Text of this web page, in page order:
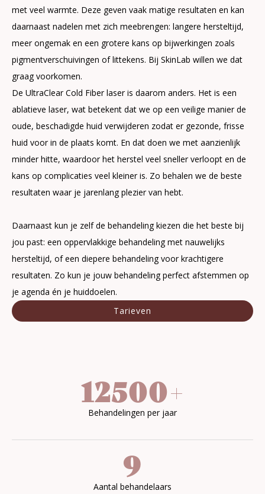
met veel warmte. Deze geven vaak matige resultaten en kan
daarnaast nadelen met zich meebrengen: langere hersteltijd,
meer ongemak en een grotere kans op bijwerkingen zoals
pigmentverschuivingen of littekens. Bij SkinLab willen we dat
graag voorkomen.
De UltraClear Cold Fiber laser is daarom anders. Het is een
ablatieve laser, wat betekent dat we op een veilige manier de
oude, beschadigde huid verwijderen zodat er gezonde, frisse
huid voor in de plaats komt. En dat doen we met aanzienlijk
minder hitte, waardoor het herstel veel sneller verloopt en de
kans op complicaties veel kleiner is. Zo behalen we de beste
resultaten waar je jarenlang plezier van hebt.
Daarnaast kun je zelf de behandeling kiezen die het beste bij
jou past: een oppervlakkige behandeling met nauwelijks
hersteltijd, of een diepere behandeling voor krachtigere
resultaten. Zo kun je jouw behandeling perfect afstemmen op
je agenda én je huiddoelen.
Tarieven
12500+
Behandelingen per jaar
9
Aantal behandelaars